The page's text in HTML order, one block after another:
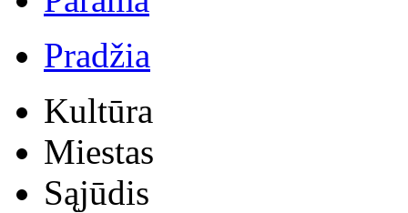
Pradžia
Kultūra
Miestas
Sąjūdis